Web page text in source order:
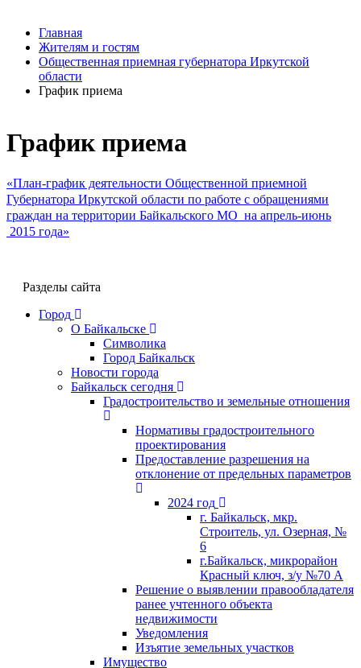
График приема
«План-график деятельности Общественной приемной
Губернатора Иркутской области по работе с обращениями
граждан на территории Байкальского МО на апрель-июнь
2015 года»
Разделы сайта
Город
О Байкальске
Символика
Город Байкальск
Новости города
Байкальск сегодня
Градостроительство и земельные отношения
Нормативы градостроительного
проектирования
Предоставление разрешения на
отклонение от предельных параметров
2024 год
г. Байкальск, мкр.
Строитель, ул. Озерная, №
6
г.Байкальск, микрорайон
Красный ключ, з/у №70 А
Решение о выявлении правообладателя
ранее учтенного объекта
недвижимости
Уведомления
Изъятие земельных участков
Имущество
Главная
Жителям и гостям
Общественная приемная губернатора Иркутской
области
График приема